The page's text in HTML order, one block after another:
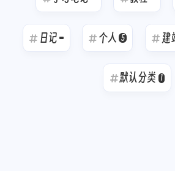
学习笔记 教程
个人